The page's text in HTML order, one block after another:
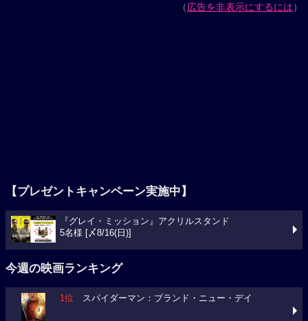
（広告を非表示にするには）
【プレゼントキャンペーン実施中】
『グレイ・ミッション』アクリルスタンド
5名様 [〆8/16(日)]
今週の映画ランキング
1位 スパイダーマン：ブランド・ニュー・デイ